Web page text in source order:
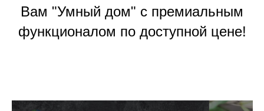
Вам "Умный дом" с премиальным
функционалом по доступной цене!